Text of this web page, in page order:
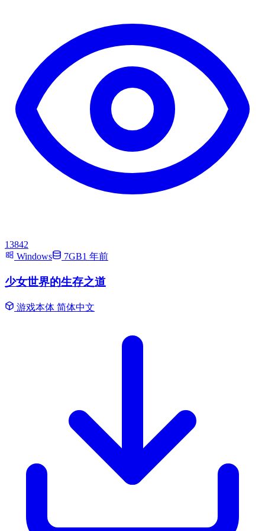
13842
Windows
7GB1 年前
少女世界的生存之道
游戏本体 简体中文